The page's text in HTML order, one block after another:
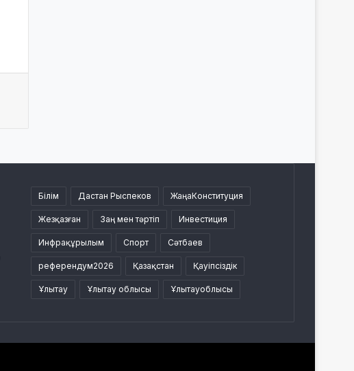
Білім Дастан Рыспеков ЖаңаКонституция
Жезқазған Заң мен тәртіп Инвестиция
Инфрақұрылым Спорт Сәтбаев
референдум2026 Қазақстан Қауіпсіздік
Ұлытау Ұлытау облысы Ұлытауоблысы